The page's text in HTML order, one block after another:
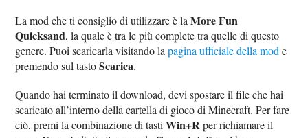
La mod che ti consiglio di utilizzare è laMore Fun
Quicksand, la quale è tra le più complete tra quelle di questo
genere. Puoi scaricarla visitando lapagina ufficiale della mode
premendo sul tastoScarica.
Quando hai terminato il download, devi spostare il file che hai
scaricato all’interno della cartella di gioco di Minecraft. Per fare
ciò, premi la combinazione di tastiWin+Rper richiamare il